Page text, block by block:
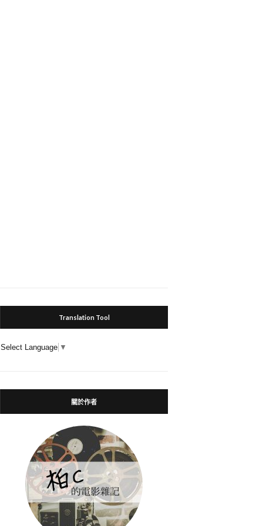
Translation Tool
Select Language ▼
關於作者